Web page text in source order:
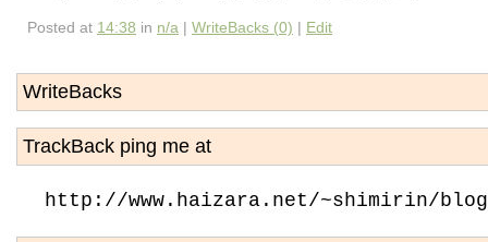
Posted at 14:38 in n/a WriteBacks (0) Edit
WriteBacks
TrackBack ping me at
http://www.haizara.net/~shimirin/